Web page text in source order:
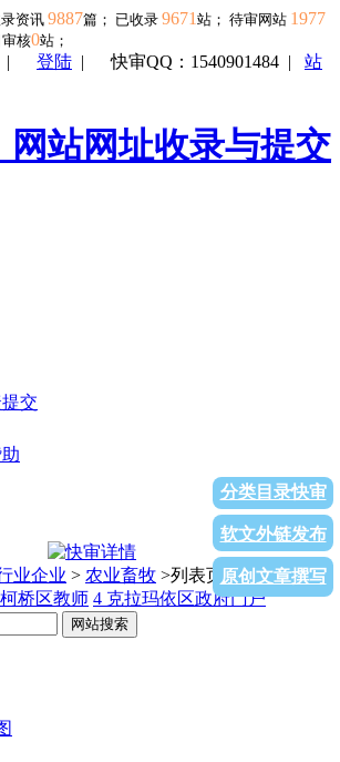
资讯 9887篇； 已收录 9671 站； 待审网站 1977
核0站；
| 登陆 |快审QQ：1540901484 | 站
网站网址收录与提交
分类目录快审
软文外链发布
原创文章撰写
业企业 > 农业畜牧 >列表页面1女性网 2
桥区教师 4 克拉玛依区政府门户
网站搜索